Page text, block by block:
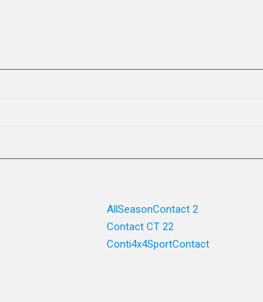
AllSeasonContact 2
Contact CT 22
Conti4x4SportContact